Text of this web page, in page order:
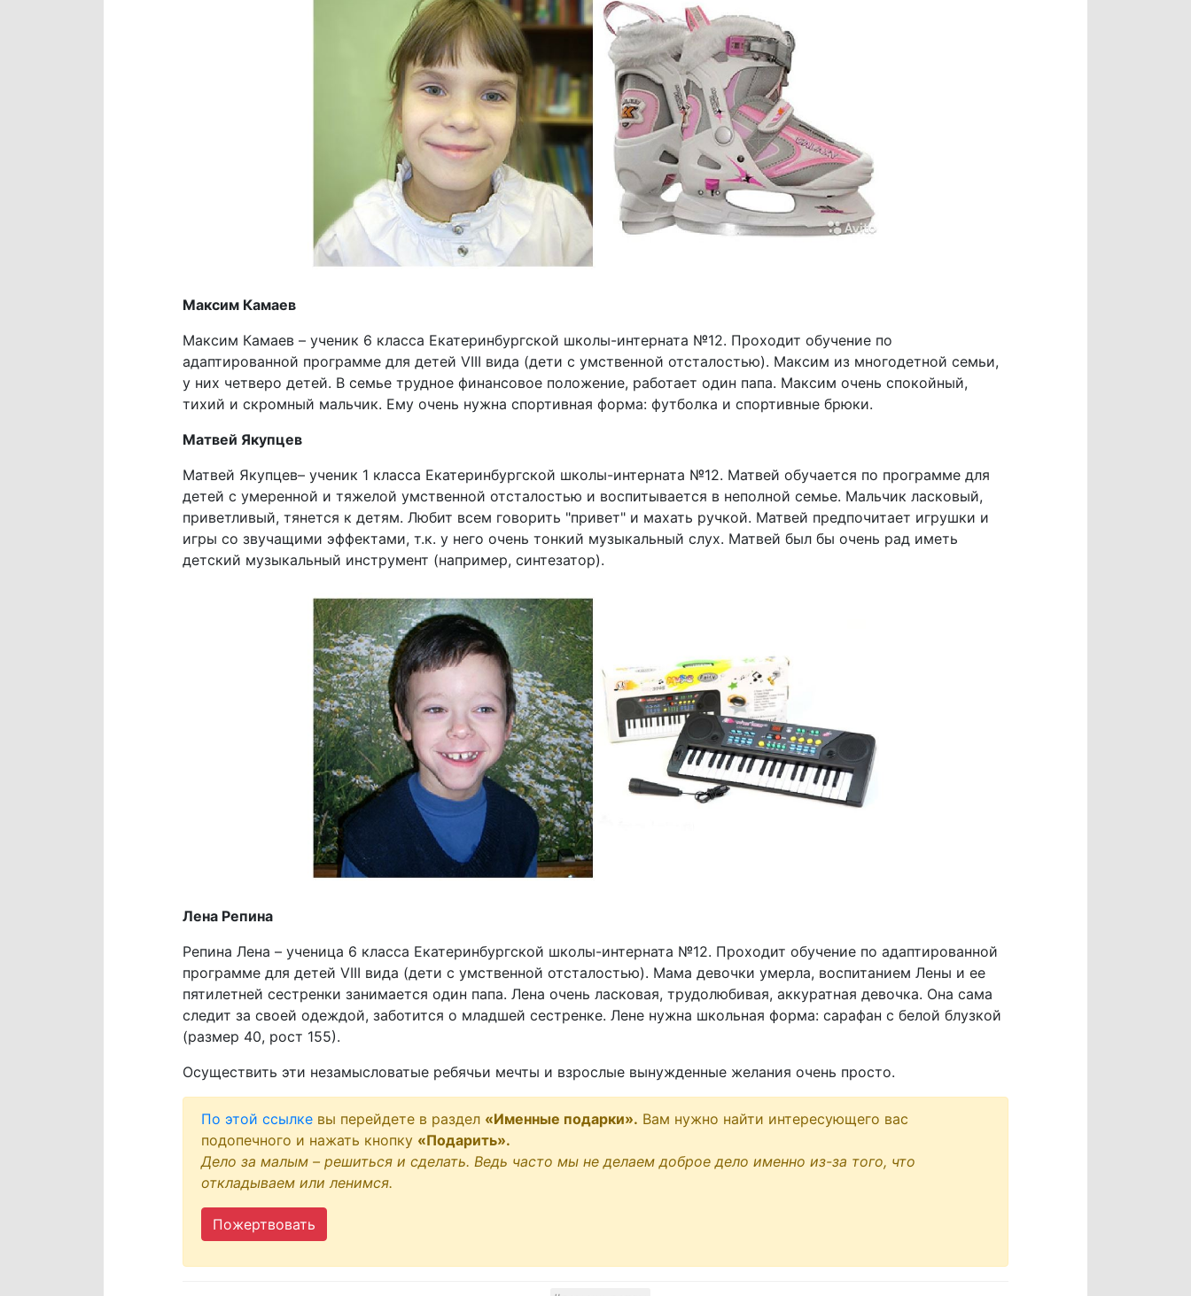
Максим Камаев
Максим Камаев – ученик 6 класса Екатеринбургской школы-интерната №12. Проходит обучение по
адаптированной программе для детей VIII вида (дети с умственной отсталостью). Максим из многодетной семьи,
у них четверо детей. В семье трудное финансовое положение, работает один папа. Максим очень спокойный,
тихий и скромный мальчик. Ему очень нужна спортивная форма: футболка и спортивные брюки.
Матвей Якупцев
Матвей Якупцев– ученик 1 класса Екатеринбургской школы-интерната №12. Матвей обучается по программе для
детей с умеренной и тяжелой умственной отсталостью и воспитывается в неполной семье. Мальчик ласковый,
приветливый, тянется к детям. Любит всем говорить "привет" и махать ручкой. Матвей предпочитает игрушки и
игры со звучащими эффектами, т.к. у него очень тонкий музыкальный слух. Матвей был бы очень рад иметь
детский музыкальный инструмент (например, синтезатор).
Лена Репина
Репина Лена – ученица 6 класса Екатеринбургской школы-интерната №12. Проходит обучение по адаптированной
программе для детей VIII вида (дети с умственной отсталостью). Мама девочки умерла, воспитанием Лены и ее
пятилетней сестренки занимается один папа. Лена очень ласковая, трудолюбивая, аккуратная девочка. Она сама
следит за своей одеждой, заботится о младшей сестренке. Лене нужна школьная форма: сарафан с белой блузкой
(размер 40, рост 155).
Осуществить эти незамысловатые ребячьи мечты и взрослые вынужденные желания очень просто.
По этой ссылкевы перейдете в раздел «Именные подарки». Вам нужно найти интересующего вас
подопечного и нажать кнопку «Подарить».
Дело за малым – решиться и сделать. Ведь часто мы не делаем доброе дело именно из-за того, что
откладываем или ленимся.
Пожертвовать